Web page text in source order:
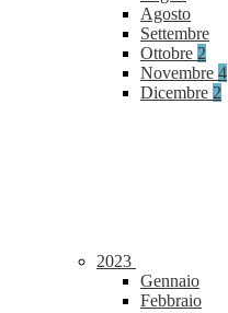
Agosto
Settembre
Ottobre 2
Novembre 4
Dicembre 2
2023
Gennaio
Febbraio